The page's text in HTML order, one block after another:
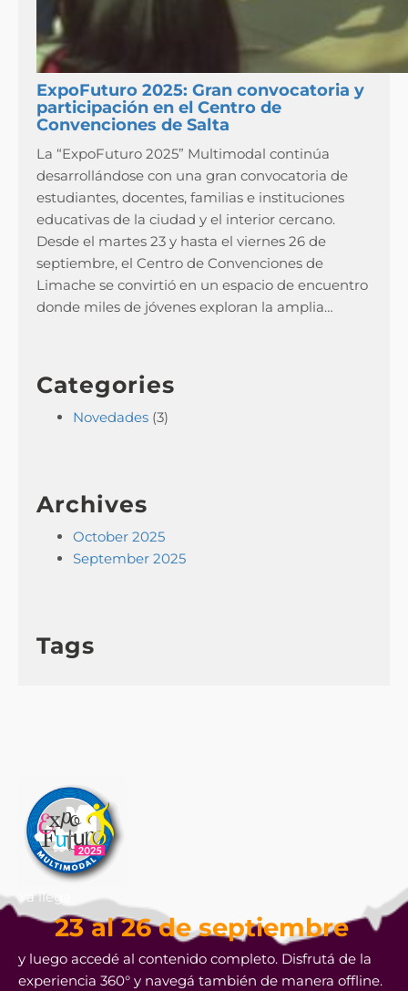
ExpoFuturo 2025: Gran convocatoria y
participación en el Centro de
Convenciones de Salta
La “ExpoFuturo 2025” Multimodal continúa
desarrollándose con una gran convocatoria de
estudiantes, docentes, familias e instituciones
educativas de la ciudad y el interior cercano.
Desde el martes 23 y hasta el viernes 26 de
septiembre, el Centro de Convenciones de
Limache se convirtió en un espacio de encuentro
donde miles de jóvenes exploran la amplia…
Categories
Novedades (3)
Archives
October 2025
September 2025
Tags
Ya llega
23 al 26 de septiembre
y luego accedé al contenido completo. Disfrutá de la
experiencia 360° y navegá también de manera offline.